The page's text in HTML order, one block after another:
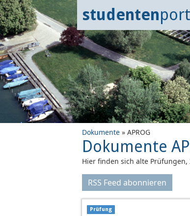
studenten
Dokumente » APROG
Dokumente
Hier finden sich alte
RSS Feed abonnieren
Prüfung